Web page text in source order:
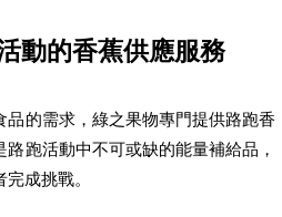
動的香蕉供應服務
的需求，綠之果物專門提供路跑香
跑活動中不可或缺的能量補給品，
成挑戰。